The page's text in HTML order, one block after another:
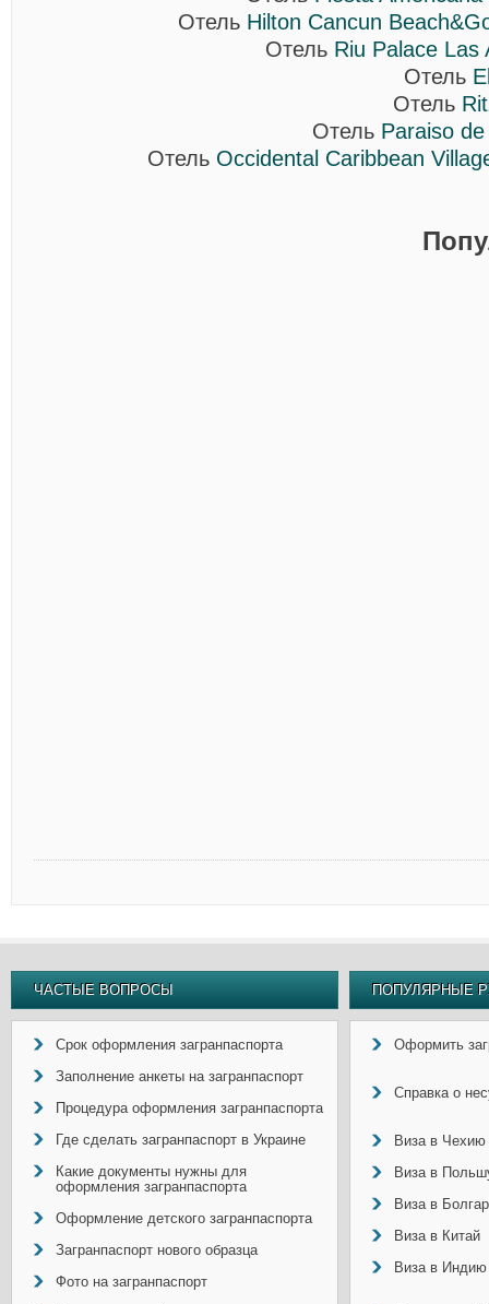
Отель Hilton Cancun
Отель Riu Palace Las
Отель
Отель
Отель Paraiso
Отель Occidental Caribbean
ЧАСТЫЕ ВОПРОСЫ
Срок оформления загранпаспорта
Заполнение анкеты на загранпаспорт
Процедура оформления загранпаспорта
Где сделать загранпаспорт в Украине
Какие документы нужны для
оформления загранпаспорта
Оформление детского загранпаспорта
Загранпаспорт нового образца
Фото на загранпаспорт
ПОПУЛЯРНЫЕ
Оформить
Справка о
Виза в Чехию
Виза в
Виза в
Виза в Китай
Виза в Индию